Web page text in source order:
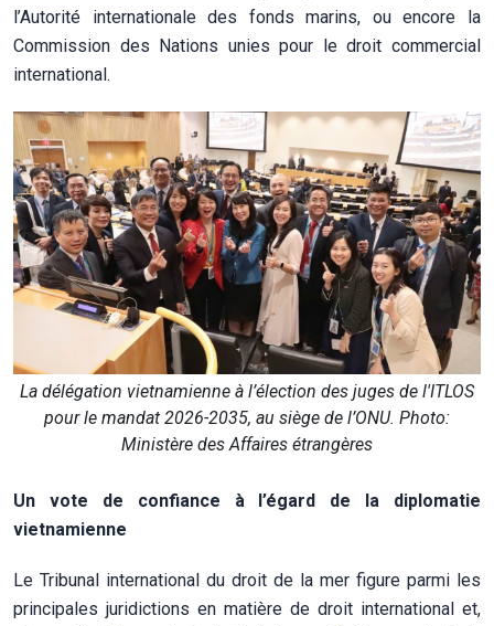
l’Autorité internationale des fonds marins, ou encore la
Commission des Nations unies pour le droit commercial
international.
La délégation vietnamienne à l’élection des juges de l'ITLOS
pour le mandat 2026-2035, au siège de l’ONU. Photo:
Ministère des Affaires étrangères
Un vote de confiance à l’égard de la diplomatie
vietnamienne
Le Tribunal international du droit de la mer figure parmi les
principales juridictions en matière de droit international et,